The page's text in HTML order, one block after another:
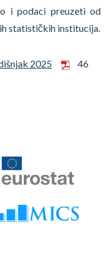
i podaci preuzeti od
statističkih institucija.
2025
46